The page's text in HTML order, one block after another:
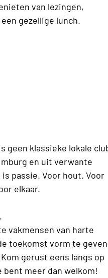
van lezingen,
gezellige lunch.
geen klassieke lokale
en uit verwante
passie. Voor hout. Voor
elkaar.
vakmensen van harte
toekomst vorm te
gerust eens langs op
meer dan welkom!